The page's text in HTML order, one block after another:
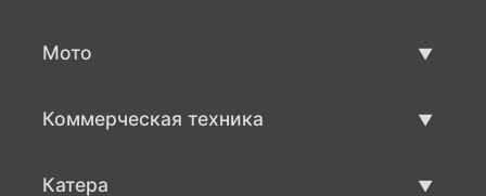
Мото
Коммерческая техника
Катера